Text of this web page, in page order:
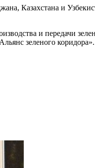
Казахстана и
и передачи
зеленого коридора».